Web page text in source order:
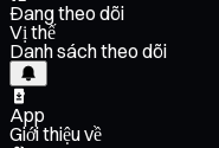
Đang theo dõi
Vị thế
Danh sách theo dõi
App
Giới thiệu về